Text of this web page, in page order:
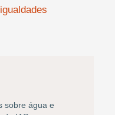
sobre água e